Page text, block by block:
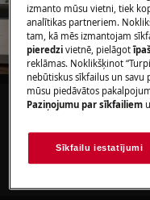
Meklēt
izmanto mūsu vietni, tiek
analītikas partneriem.
tam, kā mēs izmantojam
pieredzivietnē, pielāgot
reklāmas. Noklikšķinot
nebūtiskus sīkfailus un savu
mūsu piedāvātos
Paziņojumu par sīkfailiem
Sīkfailu iestatījumi